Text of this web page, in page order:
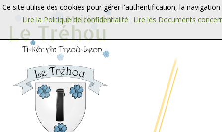
Aller au contenu Aller au menu
Ce site utilise des cookies pour gérer l'authentification, la
Lire la Politique de confidentialité
Lire les Documents